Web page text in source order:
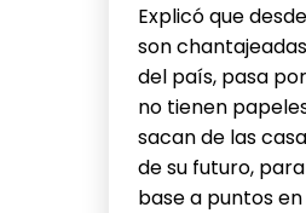
Explicó que
son
del país, pasa
no tienen
sacan de las
de su futuro,
base a puntos en